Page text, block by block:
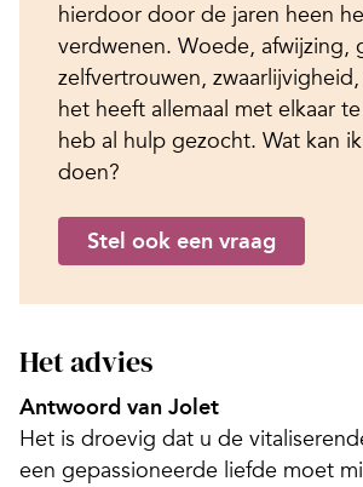
hierdoor door de jaren heen
verdwenen. Woede, afwijzing,
zelfvertrouwen,
het heeft allemaal met elkaar
heb al hulp gezocht. Wat kan
doen?
Stel ook een vraag
Het advies
Antwoord van Jolet
Het is droevig dat u de
een gepassioneerde liefde moet